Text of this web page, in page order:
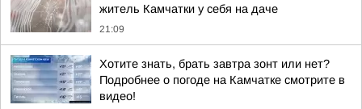
житель Камчатки у себя на даче
21:09
Хотите знать, брать завтра зонт или нет?
Подробнее о погоде на Камчатке смотрите в
видео!